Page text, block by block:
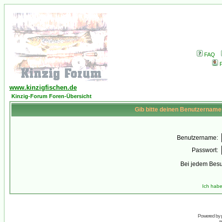
FAQ
www.kinzigfischen.de
Kinzig-Forum Foren-Übersicht
Gib bitte deinen
Benutzername:
Passwort:
Bei jedem
Ich
Powered by